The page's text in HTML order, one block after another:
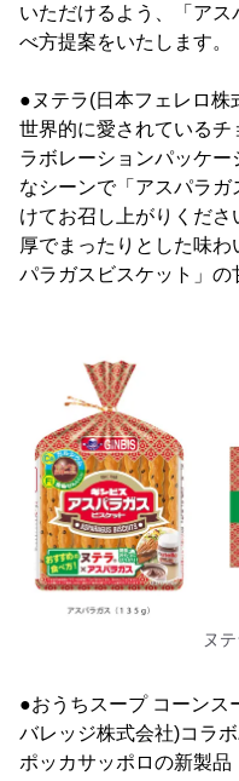
いただけるよう、「ア
べ方提案をいたします。
●ヌテラ(日本フェレロ株
世界的に愛されているチ
ラボレーションパッケ
なシーンで「アスパラ
けてお召し上がりくだ
厚でまったりとした味
パラガスビスケット」の
ヌ
●おうちスープ コーンス
バレッジ株式会社)コラ
ポッカサッポロの新製品